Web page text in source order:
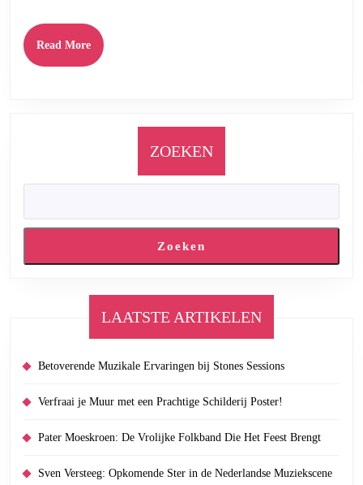
Read MoreRead
More
ZOEKEN
Zoeken
LAATSTE ARTIKELEN
Betoverende Muzikale Ervaringen bij Stones Sessions
Verfraai je Muur met een Prachtige Schilderij Poster!
Pater Moeskroen: De Vrolijke Folkband Die Het Feest Brengt
Sven Versteeg: Opkomende Ster in de Nederlandse Muziekscene